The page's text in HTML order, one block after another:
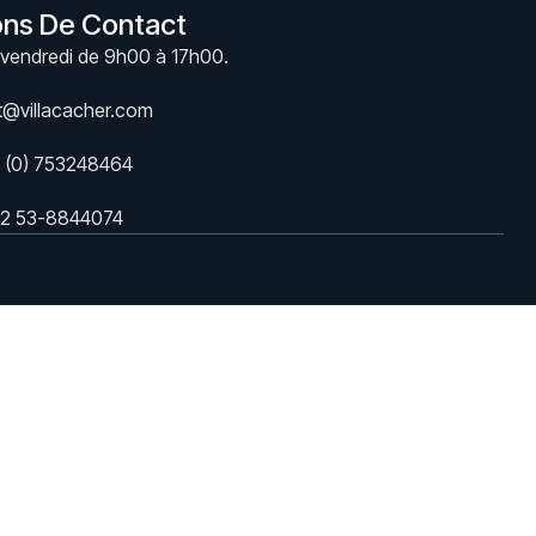
De Contact
de 9h00 à 17h00.
753248464
53-8844074